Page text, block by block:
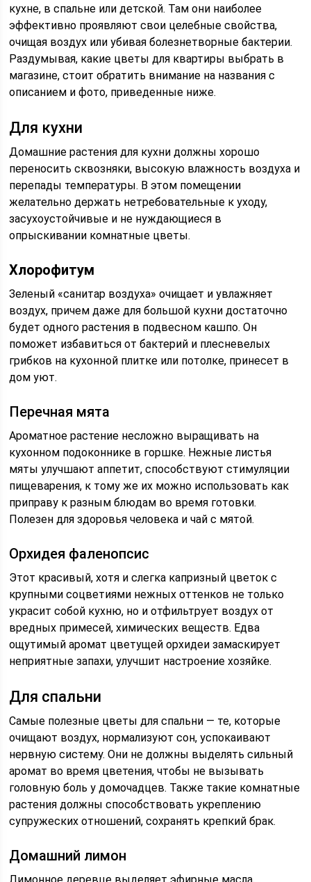
кухне, в спальне или детской. Там они наиболее
эффективно проявляют свои целебные свойства,
очищая воздух или убивая болезнетворные бактерии.
Раздумывая, какие цветы для квартиры выбрать в
магазине, стоит обратить внимание на названия с
описанием и фото, приведенные ниже.
Для кухни
Домашние растения для кухни должны хорошо
переносить сквозняки, высокую влажность воздуха и
перепады температуры. В этом помещении
желательно держать нетребовательные к уходу,
засухоустойчивые и не нуждающиеся в
опрыскивании комнатные цветы.
Хлорофитум
Зеленый «санитар воздуха» очищает и увлажняет
воздух, причем даже для большой кухни достаточно
будет одного растения в подвесном кашпо. Он
поможет избавиться от бактерий и плесневелых
грибков на кухонной плитке или потолке, принесет в
дом уют.
Перечная мята
Ароматное растение несложно выращивать на
кухонном подоконнике в горшке. Нежные листья
мяты улучшают аппетит, способствуют стимуляции
пищеварения, к тому же их можно использовать как
приправу к разным блюдам во время готовки.
Полезен для здоровья человека и чай с мятой.
Орхидея фаленопсис
Этот красивый, хотя и слегка капризный цветок с
крупными соцветиями нежных оттенков не только
украсит собой кухню, но и отфильтрует воздух от
вредных примесей, химических веществ. Едва
ощутимый аромат цветущей орхидеи замаскирует
неприятные запахи, улучшит настроение хозяйке.
Для спальни
Самые полезные цветы для спальни — те, которые
очищают воздух, нормализуют сон, успокаивают
нервную систему. Они не должны выделять сильный
аромат во время цветения, чтобы не вызывать
головную боль у домочадцев. Также такие комнатные
растения должны способствовать укреплению
супружеских отношений, сохранять крепкий брак.
Домашний лимон